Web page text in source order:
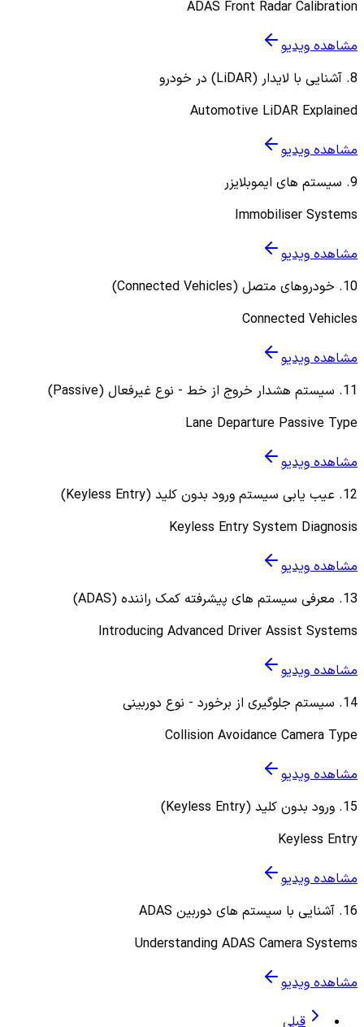
ADAS Front Radar Calibration
مشاهده ویدیو
8
. آشنایی با لایدار (LiDAR) در خودرو
Automotive LiDAR Explained
مشاهده ویدیو
9
. سیستم های ایموبلایزر
Immobiliser Systems
مشاهده ویدیو
10
. خودروهای متصل (Connected Vehicles)
Connected Vehicles
مشاهده ویدیو
11
. سیستم هشدار خروج از خط - نوع غیرفعال (Passive)
Lane Departure Passive Type
مشاهده ویدیو
12
. عیب یابی سیستم ورود بدون کلید (Keyless Entry)
Keyless Entry System Diagnosis
مشاهده ویدیو
13
. معرفی سیستم های پیشرفته کمک راننده (ADAS)
Introducing Advanced Driver Assist Systems
مشاهده ویدیو
14
. سیستم جلوگیری از برخورد - نوع دوربینی
Collision Avoidance Camera Type
مشاهده ویدیو
15
. ورود بدون کلید (Keyless Entry)
Keyless Entry
مشاهده ویدیو
16
. آشنایی با سیستم های دوربین ADAS
Understanding ADAS Camera Systems
مشاهده ویدیو
قبلی